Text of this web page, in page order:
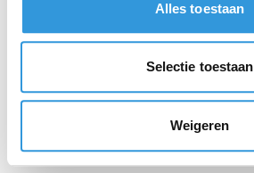
Alles toestaan
Selectie toestaan
Weigeren